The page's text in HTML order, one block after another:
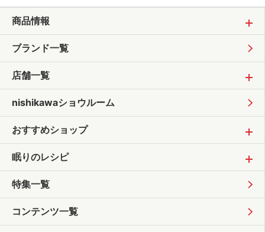
商品情報
ブランド一覧
店舗一覧
nishikawaショウルーム
おすすめショップ
眠りのレシピ
特集一覧
コンテンツ一覧